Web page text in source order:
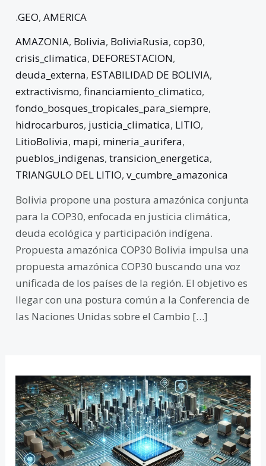
.GEO,AMERICA
AMAZONIA, Bolivia, BoliviaRusia,cop30,
crisis_climatica, DEFORESTACION,
deuda_externa, ESTABILIDAD DE BOLIVIA,
extractivismo,financiamiento_climatico,
fondo_bosques_tropicales_para_siempre,
hidrocarburos, justicia_climatica, LITIO,
LitioBolivia, mapi, mineria_aurifera,
pueblos_indigenas,transicion_energetica,
TRIANGULO DEL LITIO,v_cumbre_amazonica
Bolivia propone una postura amazónica conjunta
para la COP30, enfocada en justicia climática,
deuda ecológica y participación indígena.
Propuesta amazónica COP30 Bolivia impulsa una
propuesta amazónica COP30 buscando una voz
unificada de los países de la región. El objetivo es
llegar con una postura común a la Conferencia de
las Naciones Unidas sobre el Cambio […]